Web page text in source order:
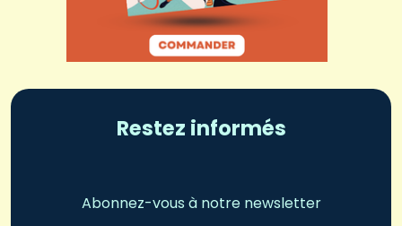
Restez informés
Abonnez-vous à notre newsletter